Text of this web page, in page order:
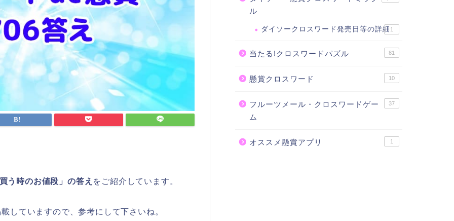
う時のお値段」の答え をご紹介しています。
していますので、参考にして下さいね。
ル
ダイソークロスワード発売日等の詳細 1
当たる!クロスワードパズル 81
懸賞クロスワード 10
フルーツメール・クロスワードゲー
ム
37
オススメ懸賞アプリ 1